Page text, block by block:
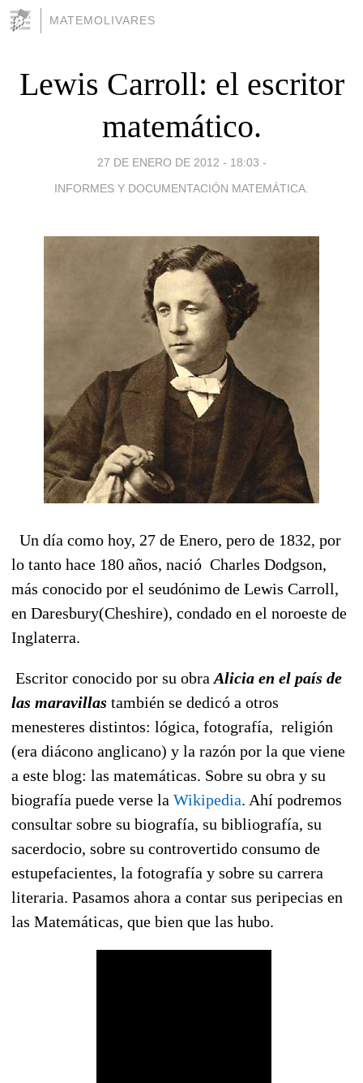
MATEMOLIVARES
Lewis Carroll: el escritor
matemático.
27 DE ENERO DE 2012 - 18:03 -
INFORMES Y DOCUMENTACIÓN MATEMÁTICA.
Un día como hoy, 27 de Enero, pero de 1832, por
lo tanto hace 180 años, nació Charles Dodgson,
más conocido por el seudónimo de Lewis Carroll,
en Daresbury(Cheshire), condado en el noroeste de
Inglaterra.
Escritor conocido por su obra Alicia en el país de
las maravillas también se dedicó a otros
menesteres distintos: lógica, fotografía, religión
(era diácono anglicano) y la razón por la que viene
a este blog: las matemáticas. Sobre su obra y su
biografía puede verse la Wikipedia. Ahí podremos
consultar sobre su biografía, su bibliografía, su
sacerdocio, sobre su controvertido consumo de
estupefacientes, la fotografía y sobre su carrera
literaria. Pasamos ahora a contar sus peripecias en
las Matemáticas, que bien que las hubo.